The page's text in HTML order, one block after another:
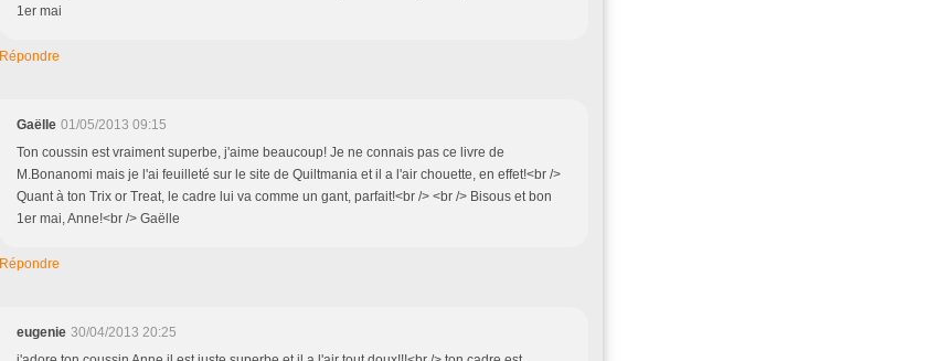
1er mai
Répondre
Gaëlle 01/05/2013 09:15
Ton coussin est vraiment superbe, j'aime beaucoup! Je ne connais pas ce livre de
M.Bonanomi mais je l'ai feuilleté sur le site de Quiltmania et il a l'air chouette, en effet!<br />
Quant à ton Trix or Treat, le cadre lui va comme un gant, parfait!<br /> <br /> Bisous et bon
1er mai, Anne!<br /> Gaëlle
Répondre
eugenie 30/04/2013 20:25